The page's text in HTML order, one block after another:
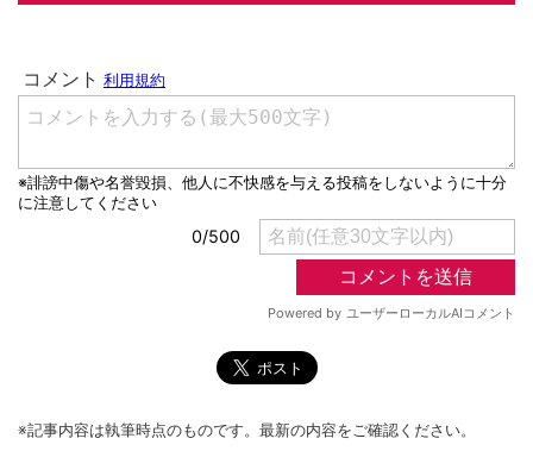
※記事内容は執筆時点のものです。最新の内容をご確認ください。